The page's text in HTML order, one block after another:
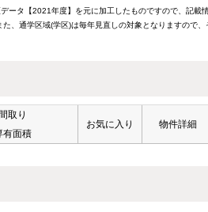
ータ【2021年度】を元に加工したものですので、記載
、通学区域(学区)は毎年見直しの対象となりますので、
間取り
有面積
お気に入り 物件詳細